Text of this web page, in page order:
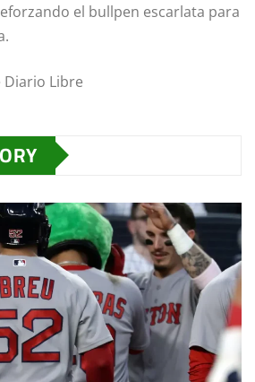
el bullpen escarlata para
Libre